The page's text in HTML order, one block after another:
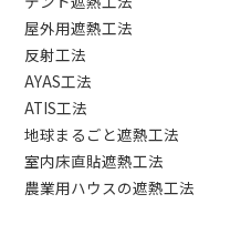
屋外用遮熱工法
反射工法
AYAS工法
ATIS工法
地球まるごと遮熱工法
室内床直貼遮熱工法
農業用ハウスの遮熱工法